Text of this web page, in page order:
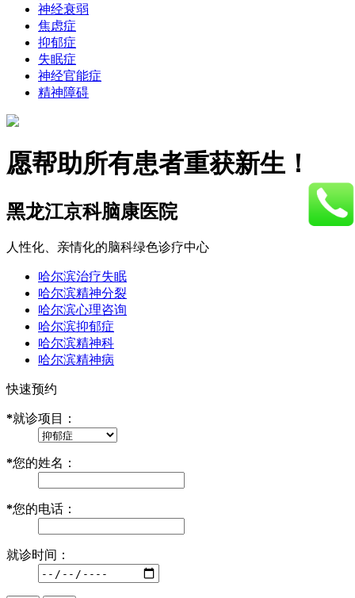
神经衰弱
焦虑症
抑郁症
失眠症
神经官能症
精神障碍
愿帮助所有患者重获新生！
黑龙江京科脑康医院
人性化、亲情化的脑科绿色诊疗中心
哈尔滨治疗失眠
哈尔滨精神分裂
哈尔滨心理咨询
哈尔滨抑郁症
哈尔滨精神科
哈尔滨精神病
快速预约
*就诊项目：
*您的姓名：
*您的电话：
就诊时间：